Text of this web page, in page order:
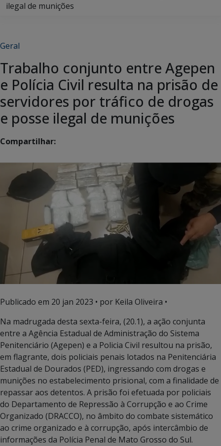
ilegal de munições
Geral
Trabalho conjunto entre Agepen
e Polícia Civil resulta na prisão de
servidores por tráfico de drogas
e posse ilegal de munições
Compartilhar:
Publicado em 20 jan 2023 • por Keila Oliveira •
Na madrugada desta sexta-feira, (20.1), a ação conjunta
entre a Agência Estadual de Administração do Sistema
Penitenciário (Agepen) e a Policia Civil resultou na prisão,
em flagrante, dois policiais penais lotados na Penitenciária
Estadual de Dourados (PED), ingressando com drogas e
munições no estabelecimento prisional, com a finalidade de
repassar aos detentos. A prisão foi efetuada por policiais
do Departamento de Repressão à Corrupção e ao Crime
Organizado (DRACCO), no âmbito do combate sistemático
ao crime organizado e à corrupção, após intercâmbio de
informações da Polícia Penal de Mato Grosso do Sul.